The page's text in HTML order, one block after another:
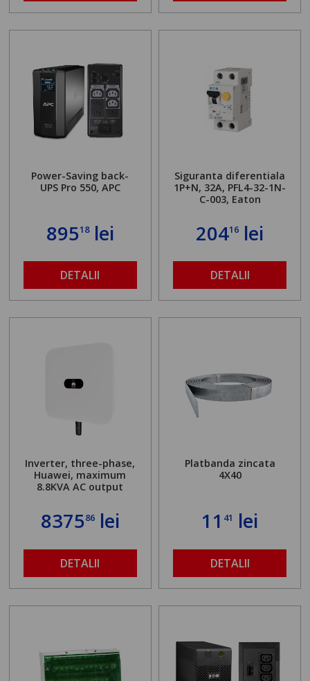
Power-Saving back-
UPS Pro 550, APC
89518lei
DETALII
Siguranta diferentiala
1P+N, 32A, PFL4-32-1N-
C-003, Eaton
20416 lei
DETALII
Inverter, three-phase,
Huawei, maximum
8.8KVA AC output
837586lei
DETALII
Platbanda zincata
4X40
11 41 lei
DETALII